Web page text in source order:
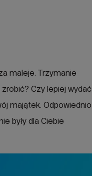
maleje. Trzymanie
Czy lepiej wydać
majątek. Odpowiednio
były dla Ciebie